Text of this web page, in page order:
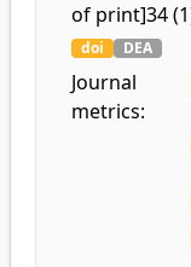
of print]34
doi DEA
Journal
metrics: